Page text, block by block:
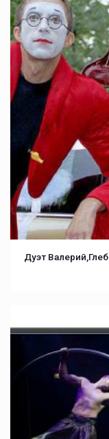
Дуэт Валерий,Глеб